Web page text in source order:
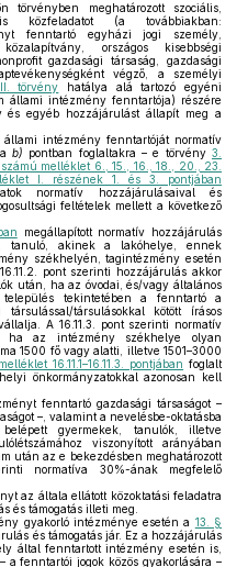
meghatározott szociális,
közfeladatot (a továbbiakban:
fenntartó egyházi jogi személy,
országos kisebbségi
gazdasági társaság, gazdasági
végző, a személyi
törvény hatálya alá tartozó egyéni
állami intézmény fenntartója) részére
és egyéb hozzájárulást állapít meg a
állami intézmény fenntartóját normatív
b) pontban foglaltakra – e törvény 3.
melléklet 6., 15., 16., 18., 20., 23.
I. részének 1. és 3. pontjában
normatív hozzájárulásaival és
feltételek mellett a következő
megállapított normatív hozzájárulás
tanuló, akinek a lakóhelye, ennek
székhelyén, tagintézmény esetén
pont szerinti hozzájárulás akkor
után, ha az óvodai, és/vagy általános
tekintetében a fenntartó a
társulásokkal kötött írásos
A 16.11.3. pont szerinti normatív
ha az intézmény székhelye olyan
1500 fő vagy alatti, illetve 1501–3000
16.11.1–16.11.3. pontjában foglalt
önkormányzatokkal azonosan kell
fenntartó gazdasági társaságot –
–, valamint a nevelésbe-oktatásba
gyermekek, tanulók, illetve
viszonyított arányában
után az e bekezdésben meghatározott
normatíva 30%-ának megfelelő
az általa ellátott közoktatási feladatra
és támogatás illeti meg.
gyakorló intézménye esetén a 13. §
és támogatás jár. Ez a hozzájárulás
által fenntartott intézmény esetén is,
fenntartói jogok közös gyakorlására –